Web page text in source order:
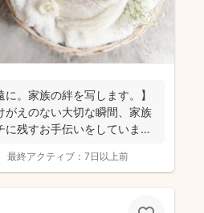
に。家族の絆を写します。】
がえのない大切な瞬間、家族
残すお手伝いをしていま
最終アクティブ： 7日以上前